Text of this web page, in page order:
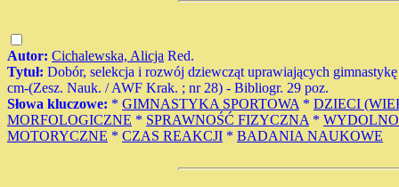
Autor: Cichalewska, Alicja Red.
Tytuł: Dobór, selekcja i rozwój dziewcząt uprawiających
cm-(Zesz. Nauk. / AWF Krak. ; nr 28) - Bibliogr. 29 poz.
Słowa kluczowe: * GIMNASTYKA SPORTOWA * DZIECI
MORFOLOGICZNE * SPRAWNOŚĆ FIZYCZNA *
MOTORYCZNE * CZAS REAKCJI * BADANIA NAUKOWE